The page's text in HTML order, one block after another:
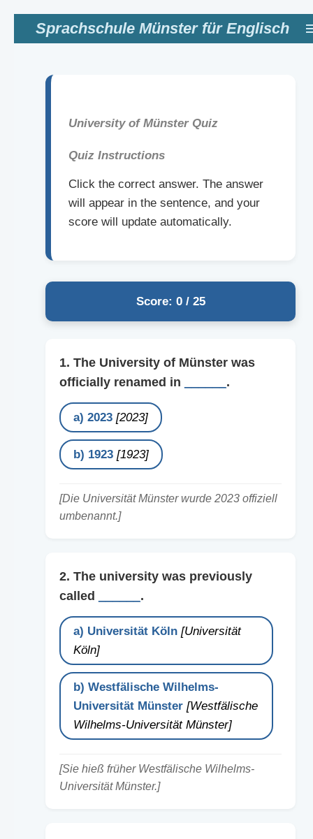
Zum
Hauptinhalt
Sprachschule Münster für Englisch
University of Münster Quiz
Quiz Instructions
Click the correct answer. The answer
will appear in the sentence, and your
score will update automatically.
Score: 0 / 25
1. The University of Münster was
officially renamed in
.
a) 2023 [2023]
b) 1923 [1923]
[Die Universität Münster wurde 2023 offiziell
umbenannt.]
2. The university was previously
called
.
a) Universität Köln [Universität
Köln]
b) Westfälische Wilhelms-
Universität Münster [Westfälische
Wilhelms-Universität Münster]
[Sie hieß früher Westfälische Wilhelms-
Universität Münster.]